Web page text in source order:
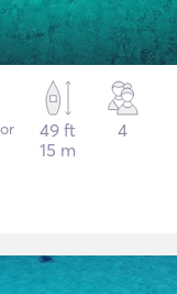
49 ft
15 m
4